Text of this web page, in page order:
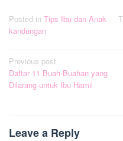
Posted in Tips Ibu dan Anak
kandungan
Post
navigation
Previous post
Daftar 11 Buah-Buahan yang
Dilarang untuk Ibu Hamil
Leave a Reply